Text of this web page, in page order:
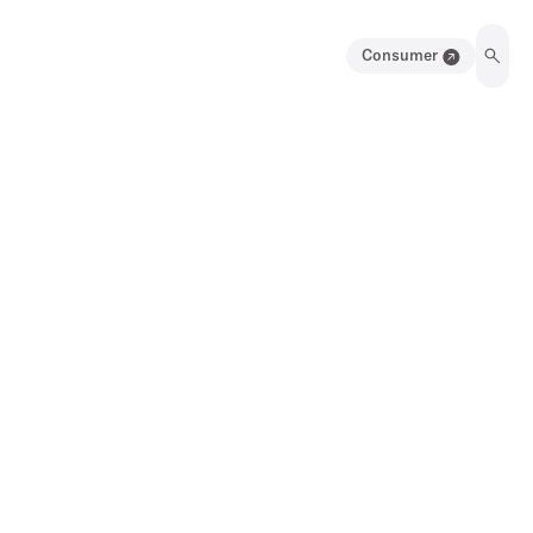
Consumer